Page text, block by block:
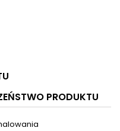
PRODUKTU